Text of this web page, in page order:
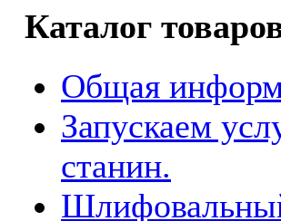
Каталог
Общая
Запускаем
станин.